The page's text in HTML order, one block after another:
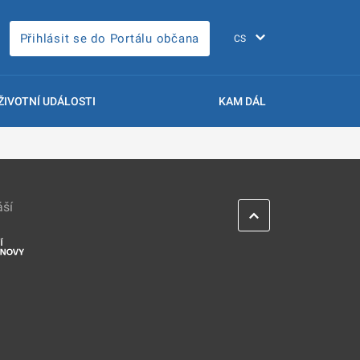
Přihlásit se do Portálu občana
UDÁLOSTI KAM DÁL